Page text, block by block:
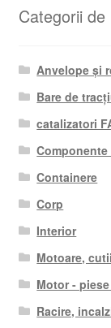
Categorii
Anvelope și
Bare de
catalizatori
Containere
Corp
Interior
Motoare,
Motor -
Racire,